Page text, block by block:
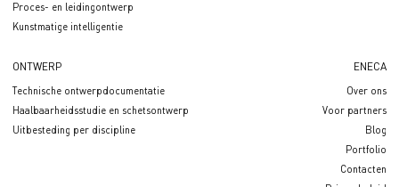
Proces- en leidingontwerp
Kunstmatige intelligentie
ONTWERP
Technische ontwerpdocumentatie
Haalbaarheidsstudie en schetsontwerp
Uitbesteding per discipline
ENECA
Over ons
Voor partners
Blog
Portfolio
Contacten